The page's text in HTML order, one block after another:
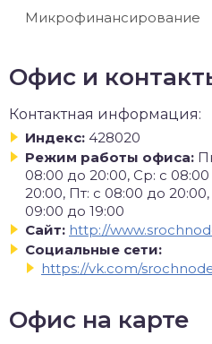
Микрофинансирование
Офис и
Контактная информация:
Индекс: 428020
Режим работы офиса:
08:00 до 20:00, Ср: с
20:00, Пт: с 08:00 до
09:00 до 19:00
Сайт: http://
Социальные сети:
https://vk.com/
Офис на карте